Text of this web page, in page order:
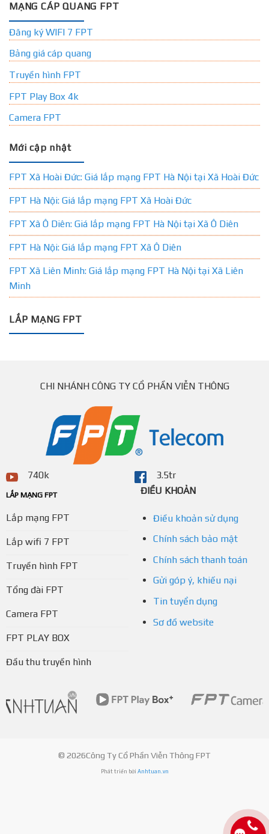
MẠNG CÁP QUANG FPT
Đăng ký WIFI 7 FPT
Bảng giá cáp quang
Truyền hình FPT
FPT Play Box 4k
Camera FPT
Mới cập nhật
FPT Xã Hoài Đức: Giá lắp mạng FPT Hà Nội tại Xã Hoài Đức
FPT Hà Nội: Giá lắp mạng FPT Xã Hoài Đức
FPT Xã Ô Diên: Giá lắp mạng FPT Hà Nội tại Xã Ô Diên
FPT Hà Nội: Giá lắp mạng FPT Xã Ô Diên
FPT Xã Liên Minh: Giá lắp mạng FPT Hà Nội tại Xã Liên
Minh
LẮP MẠNG FPT
CHI NHÁNH CÔNG TY CỔ PHẦN VIỄN THÔNG
740k 3.5tr
LẮP MẠNG FPT
Lắp mạng FPT
Lắp wifi 7 FPT
Truyền hình FPT
Tổng đài FPT
Camera FPT
FPT PLAY BOX
Đầu thu truyền hình
ĐIỀU KHOẢN
Điều khoản sử dụng
Chính sách bảo mật
Chính sách thanh toán
Gửi góp ý, khiếu nại
Tin tuyển dụng
Sơ đồ website
© 2026Công Ty Cổ Phần Viễn Thông FPT
Phát triển bởi Anhtuan.vn